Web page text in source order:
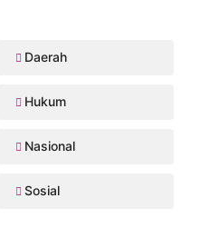
Daerah
Hukum
Nasional
Sosial